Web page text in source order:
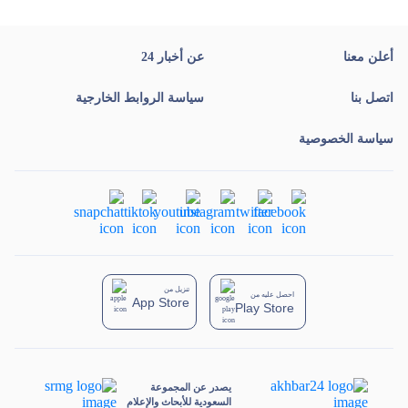
يصدر عن المجموعة
السعودية للأبحاث والإعلام
أعلن معنا عن أخبار 24
اتصل بنا سياسة الروابط الخارجية
سياسة الخصوصية
تنزيل من
App Store
احصل عليه من
Play Store